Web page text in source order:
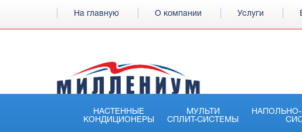
На главную О компании Услуги
НАСТЕННЫЕ
КОНДИЦИОНЕРЫ
МУЛЬТИ
СПЛИТ-СИСТЕМЫ